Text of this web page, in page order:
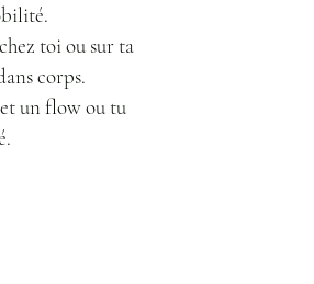
toi ou sur ta
corps.
un flow ou tu